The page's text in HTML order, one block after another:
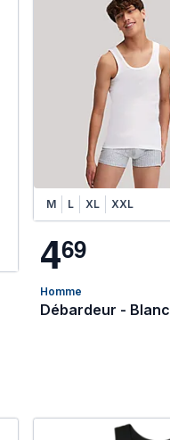
M L XL XXL
469
Homme
Débardeur - Blanc